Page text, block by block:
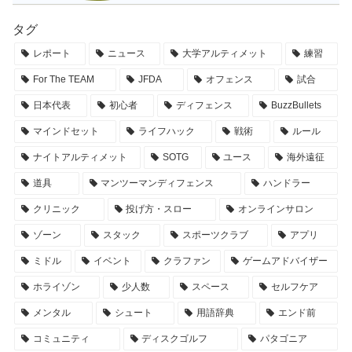
タグ
レポート ニュース 大学アルティメット 練習
For The TEAM JFDA オフェンス 試合
日本代表 初心者 ディフェンス BuzzBullets
マインドセット ライフハック 戦術 ルール
ナイトアルティメット SOTG ユース 海外遠征
道具 マンツーマンディフェンス ハンドラー
クリニック 投げ方・スロー オンラインサロン
ゾーン スタック スポーツクラブ アプリ
ミドル イベント クラファン ゲームアドバイザー
ホライゾン 少人数 スペース セルフケア
メンタル シュート 用語辞典 エンド前
コミュニティ ディスクゴルフ パタゴニア